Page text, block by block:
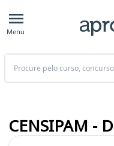
Menu
Buscar
CENSIPAM -